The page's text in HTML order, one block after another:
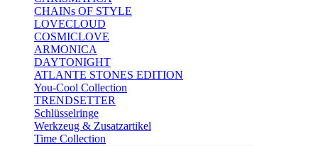
CHAINs OF STYLE
LOVECLOUD
COSMICLOVE
ARMONICA
DAYTONIGHT
ATLANTE STONES EDITION
You-Cool Collection
TRENDSETTER
Schlüsselringe
Werkzeug & Zusatzartikel
Time Collection